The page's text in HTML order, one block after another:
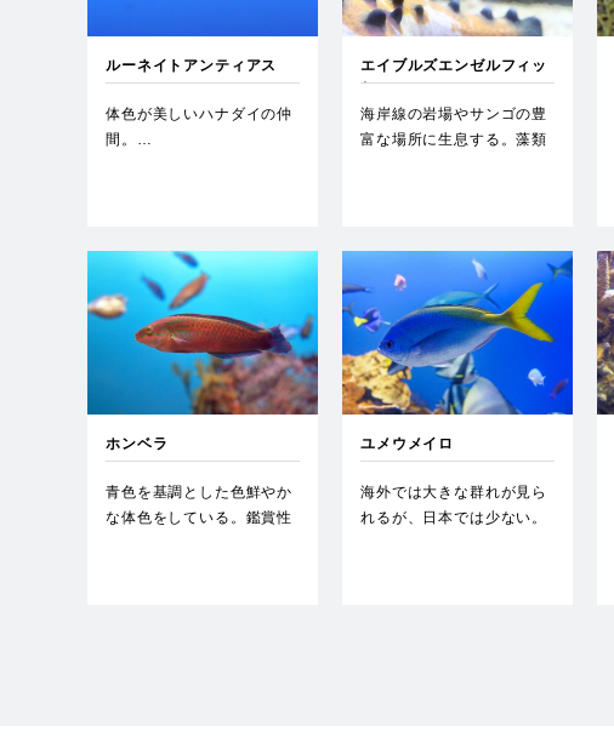
ルーネイトアンティアス
体色が美しいハナダイの仲
間。…
エイブルズエンゼルフィッ
シュ
海岸線の岩場やサンゴの豊
富な場所に生息する。藻類
ホンベラ
青色を基調とした色鮮やか
な体色をしている。鑑賞性
ユメウメイロ
海外では大きな群れが見ら
れるが、日本では少ない。